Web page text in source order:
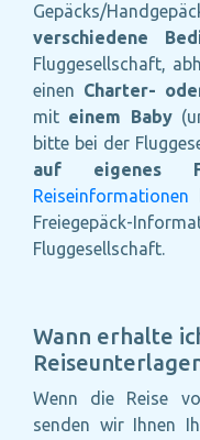
Gepäcks/
verschiedene
Fluggesellschaft,
einen Charter-
mit einem Baby
bitte bei der
auf eigenes
Reiseinformationen
Freiegepäck-
Fluggesellschaft.
Wann erhalte
Wenn die Reise
senden wir Ihnen